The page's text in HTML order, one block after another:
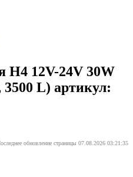
H4 12V-24V 30W
L) артикул:
обновление страницы 07.08.2026 03:21:35